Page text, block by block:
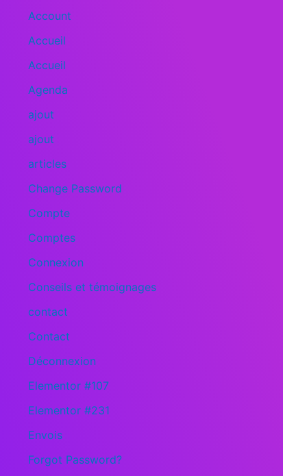
Account
Accueil
Accueil
Agenda
ajout
ajout
articles
Change Password
Compte
Comptes
Connexion
Conseils et témoignages
contact
Contact
Déconnexion
Elementor #107
Elementor #231
Envois
Forgot Password?